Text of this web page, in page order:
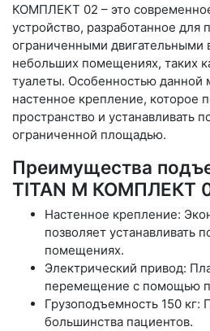
КОМПЛЕКТ 02 – это
устройство, разработанное
ограниченными двигательными
небольших помещениях, таких
туалеты. Особенностью данной
настенное крепление, которое
пространство и устанавливать
ограниченной площадью.
Преимущества
TITAN M КОМПЛЕКТ
Настенное крепление:
позволяет устанавливать
помещениях.
Электрический привод:
перемещение с помощью
Грузоподъемность 150 кг:
большинства пациентов.